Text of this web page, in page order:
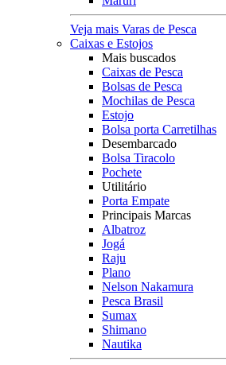
Veja mais Varas de Pesca
Caixas e Estojos
Mais buscados
Caixas de Pesca
Bolsas de Pesca
Mochilas de Pesca
Estojo
Bolsa porta Carretilhas
Desembarcado
Bolsa Tiracolo
Pochete
Utilitário
Porta Empate
Principais Marcas
Albatroz
Jogá
Raju
Plano
Nelson Nakamura
Pesca Brasil
Sumax
Shimano
Nautika